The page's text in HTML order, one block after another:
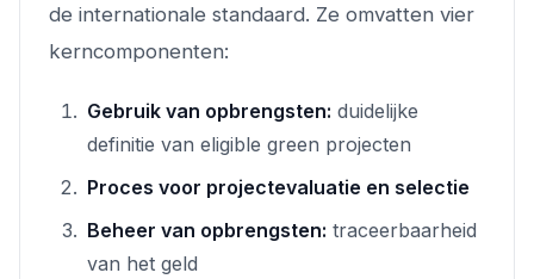
de internationale standaard. Ze omvatten vier
kerncomponenten:
Gebruik van opbrengsten: duidelijke
definitie van eligible green projecten
Proces voor projectevaluatie en selectie
Beheer van opbrengsten: traceerbaarheid
van het geld